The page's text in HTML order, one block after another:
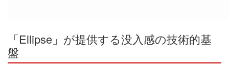
「Ellipse」が提供する没入感の技術的基
盤